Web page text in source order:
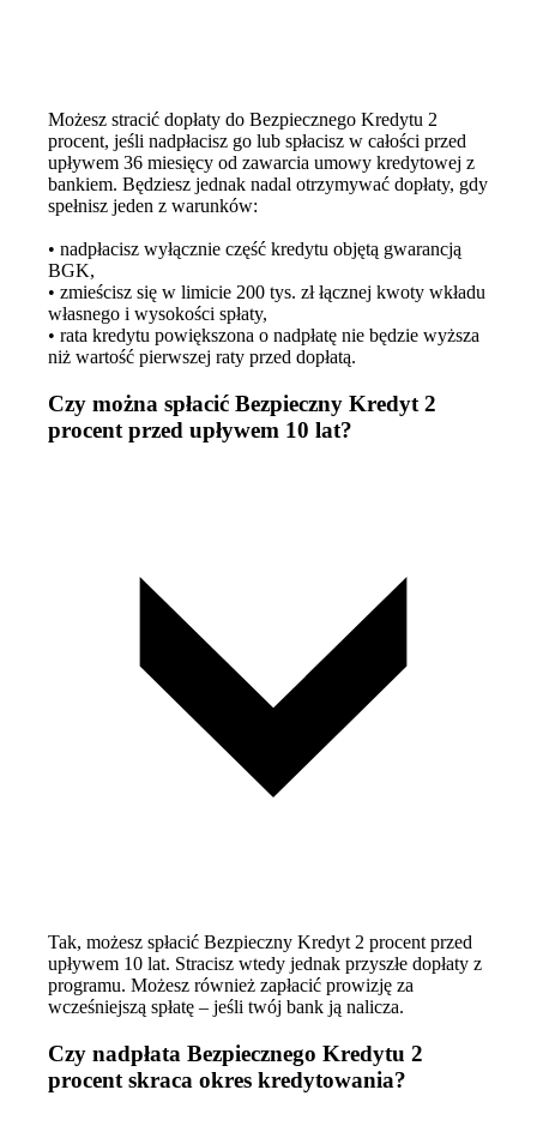
Możesz stracić dopłaty do Bezpiecznego Kredytu 2
procent, jeśli nadpłacisz go lub spłacisz w całości przed
upływem 36 miesięcy od zawarcia umowy kredytowej z
bankiem. Będziesz jednak nadal otrzymywać dopłaty, gdy
spełnisz jeden z warunków:
• nadpłacisz wyłącznie część kredytu objętą gwarancją
BGK,
• zmieścisz się w limicie 200 tys. zł łącznej kwoty wkładu
własnego i wysokości spłaty,
• rata kredytu powiększona o nadpłatę nie będzie wyższa
niż wartość pierwszej raty przed dopłatą.
Czy można spłacić Bezpieczny Kredyt 2
procent przed upływem 10 lat?
Tak, możesz spłacić Bezpieczny Kredyt 2 procent przed
upływem 10 lat. Stracisz wtedy jednak przyszłe dopłaty z
programu. Możesz również zapłacić prowizję za
wcześniejszą spłatę – jeśli twój bank ją nalicza.
Czy nadpłata Bezpiecznego Kredytu 2
procent skraca okres kredytowania?